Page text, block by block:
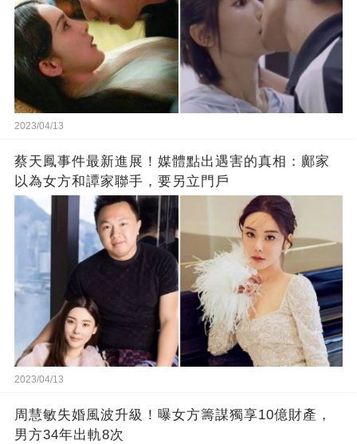
2023/04/13
蔡天鳳事件最新進展！媒體點出遇害的真相：鄺家
以為女方和譚家聯手，要另立門戶
2023/04/13
周慧敏失婚風波升級！曝女方籌謀獨享10億財產，
男方34年出軌8次